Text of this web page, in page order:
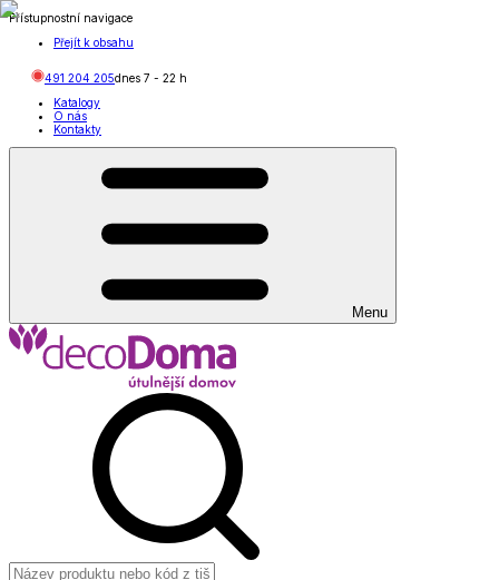
Přístupnostní navigace
Přejít k obsahu
491 204 205dnes 7 - 22 h
Katalogy
O nás
Kontakty
Menu